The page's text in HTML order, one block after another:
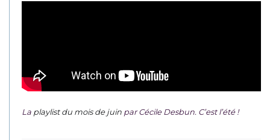
La playlist du mois de juin par Cécile Desbun. C’est l’été !